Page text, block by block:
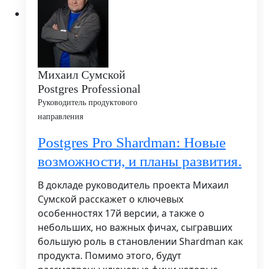
Михаил Сумской
Postgres Professional
Руководитель продуктового
направления
Postgres Pro Shardman: Новые
возможности, и планы развития.
В докладе руководитель проекта Михаил
Сумской расскажет о ключевых
особенностях 17й версии, а также о
небольших, но важных фичах, сыгравших
большую роль в становлении Shardman как
продукта. Помимо этого, будут